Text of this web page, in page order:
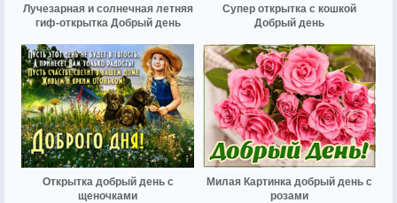
Лучезарная и солнечная летняя
гиф-открытка Добрый день
Супер открытка с кошкой
Добрый день
Открытка добрый день с
щеночками
Милая Картинка добрый день с
розами